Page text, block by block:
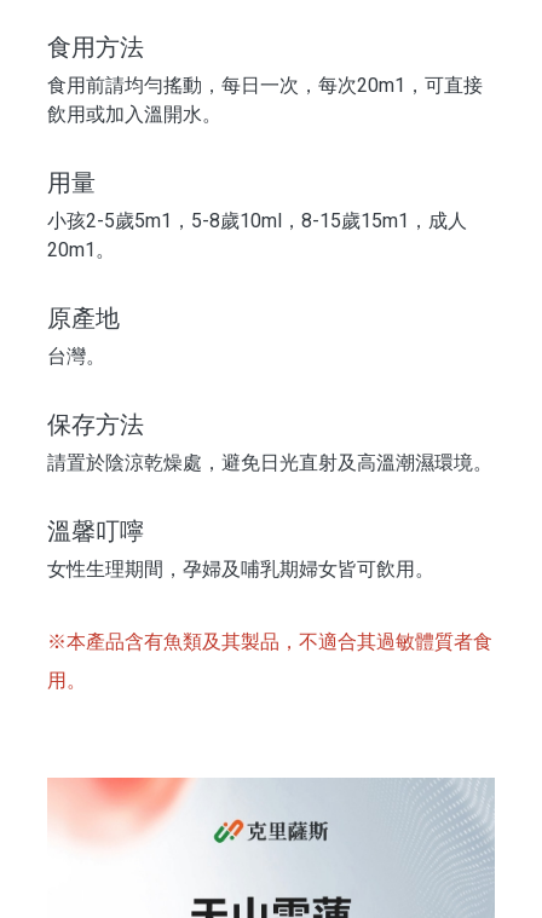
食用方法
食用前請均勻搖動，每日一次，每次20m1，可直接
飲用或加入溫開水。
用量
小孩2-5歲5m1，5-8歲10ml，8-15歲15m1，成人
20m1。
原產地
台灣。
保存方法
請置於陰涼乾燥處，避免日光直射及高溫潮濕環境。
溫馨叮嚀
女性生理期間，孕婦及哺乳期婦女皆可飲用。
※本產品含有魚類及其製品，不適合其過敏體質者食
用。